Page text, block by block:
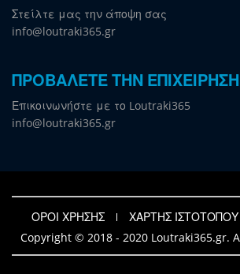
Στείλτε μας την άποψη σας
info@loutraki365.gr
ΠΡΟΒΑΛΕΤΕ ΤΗΝ
Επικοινωνήστε με το Loutraki365
info@loutraki365.gr
ΟΡΟΙ ΧΡΗΣΗΣ
ΧΑΡΤΗΣ ΙΣΤΟΤΟΠΟΥ
Copyright © 2018 - 2020 Loutraki365.gr.